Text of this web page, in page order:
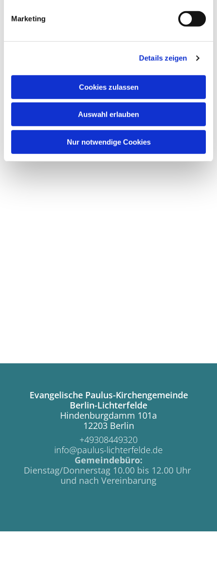
Marketing
Details zeigen
Cookies zulassen
Auswahl erlauben
Nur notwendige Cookies
Dies könnte Sie auch
interessieren
Evangelische Paulus-Kirchengemeinde
Berlin-Lichterfelde
Hindenburgdamm 101a
12203 Berlin
+49308449320
info@paulus-lichterfelde.de
Gemeindebüro:
Dienstag/Donnerstag 10.00 bis 12.00 Uhr
und nach Vereinbarung